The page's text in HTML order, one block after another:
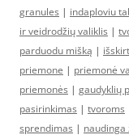
granules | indaploviu
ir veidrodžių valiklis |
parduodu mišką |
priemone | priemonė
priemonės | gaudyklių
pasirinkimas | tvoroms
sprendimas | naudinga